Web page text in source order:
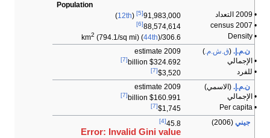
Population
• 2009 التعداد
91,983,000
[5]
(
12th
)
• 2007 census
88,574,614
[6]
• Density
306.6/km
2 (794.1/sq mi) (44th)
ن.م.إ. (ق.ش.م.)
2009 estimate
• الإجمالي
$324.692 billion
[7]
• للفرد $3,520
[7]
ن.م.إ. (الاسمي)
2009 estimate
• الإجمالي
$160.991 billion
[7]
• Per capita
$1,745
[7]
جيني (2006)
45.8
[4]
Error: Invalid Gini value